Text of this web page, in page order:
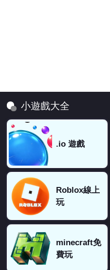
小遊戲大全
.io 遊戲
Roblox線上
玩
minecraft免
費玩